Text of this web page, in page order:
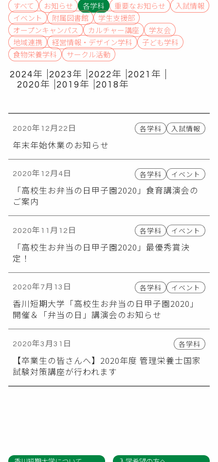
すべて お知らせ 各学科 重要なお知らせ
入試情報
イベント
附属図書館
学生支援部
オープンキャンパス
カルチャー講座
学友会
地域連携
経営情報・デザイン学科
子ども学科
食物栄養学科
サークル活動
2024年 2023年 2022年
2021年
2020年
2019年 2018年
2020年12月22日 各学科 入試情報
年末年始休業のお知らせ
2020年12月4日 各学科 イベント
「高校生お弁当の日甲子園2020」食育講演会の
ご案内
2020年11月12日 各学科 イベント
「高校生お弁当の日甲子園2020」最優秀賞決
定！
2020年7月13日 各学科 イベント
香川短期大学「高校生お弁当の日甲子園2020」
開催＆「弁当の日」講演会のお知らせ
2020年3月31日 各学科
【卒業生の皆さんへ】2020年度 管理栄養士国家
試験対策講座が行われます